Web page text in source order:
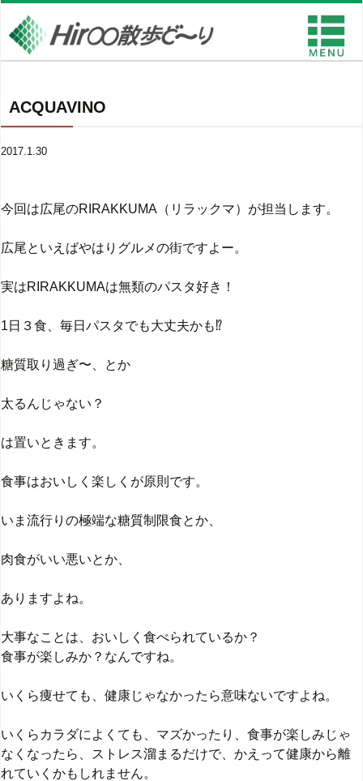
ACQUAVINO
2017.1.30
今回は広尾のRIRAKKUMA（リラックマ）が担当します。
広尾といえばやはりグルメの街ですよー。
実はRIRAKKUMAは無類のパスタ好き！
1日３食、毎日パスタでも大丈夫かも⁉︎
糖質取り過ぎ〜、とか
太るんじゃない？
は置いときます。
食事はおいしく楽しくが原則です。
いま流行りの極端な糖質制限食とか、
肉食がいい悪いとか、
ありますよね。
大事なことは、おいしく食べられているか？
食事が楽しみか？なんですね。
いくら痩せても、健康じゃなかったら意味ないですよね。
いくらカラダによくても、マズかったり、食事が楽しみじゃ
なくなったら、ストレス溜まるだけで、かえって健康から離
れていくかもしれません。